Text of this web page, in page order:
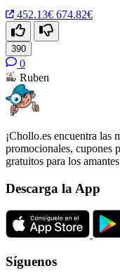
452.13€ 674.82€
390
0
Ruben
¡Chollo.es encuentra las
promocionales, cupones
gratuitos para los
Descarga la App
Síguenos